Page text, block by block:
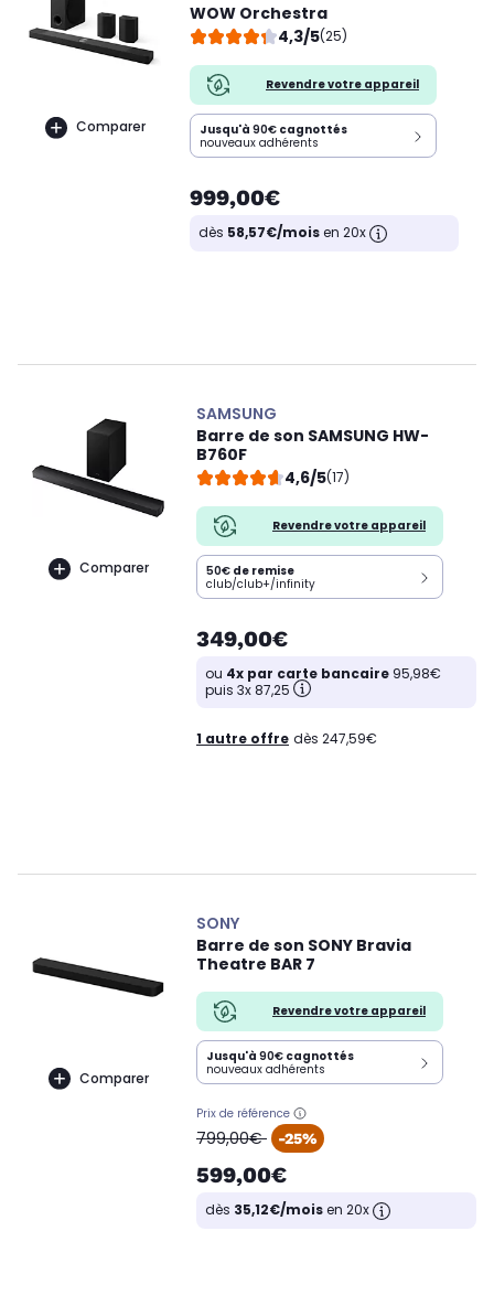
Comparer
WOW Orchestra
4,3/5(25)
Revendre votre appareil
Jusqu'à 90€ cagnottés
nouveaux adhérents
999,00€
dès 58,57€/moisen 20x
Comparer
SAMSUNG
Barre de son SAMSUNG HW-
B760F
4,6/5(17)
Revendre votre appareil
50€ de remise
club/club+/infinity
349,00€
ou 4x par carte bancaire 95,98€
puis 3x 87,25
1 autre offre dès 247,59€
Comparer
SONY
Barre de son SONY Bravia
Theatre BAR 7
Revendre votre appareil
Jusqu'à 90€ cagnottés
nouveaux adhérents
Prix de référence
oldPrice
799,00€ -25%
599,00€
dès 35,12€/moisen 20x